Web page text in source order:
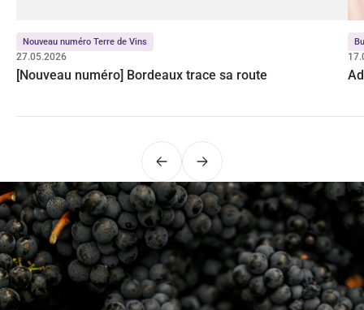
Nouveau numéro Terre de Vins
27.05.2026
[Nouveau numéro] Bordeaux trace sa route
PrécédentSuivant